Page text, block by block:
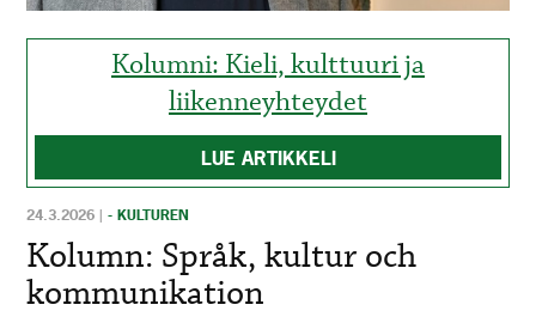
MAINOSTAJILLE
FÖR
ANNONSÖRER
Kolumni: Kieli, kulttuuri ja
liikenneyhteydet
LUE ARTIKKELI
24.3.2026 |- KULTUREN
Kolumn: Språk, kultur och
kommunikation